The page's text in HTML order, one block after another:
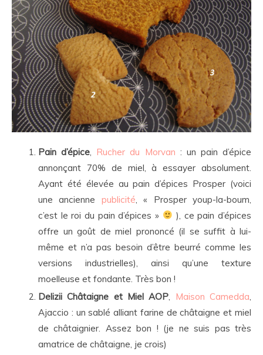
Pain d’épice, Rucher du Morvan : un pain d’épice
annonçant 70% de miel, à essayer absolument.
Ayant été élevée au pain d’épices Prosper (voici
une ancienne publicité, « Prosper youp-la-boum,
c’est le roi du pain d’épices »
), ce pain d’épices
offre un goût de miel prononcé (il se suffit à lui-
même et n’a pas besoin d’être beurré comme les
versions industrielles), ainsi qu’une texture
moelleuse et fondante. Très bon !
Delizii Châtaigne et Miel AOP, Maison Camedda,
Ajaccio : un sablé alliant farine de châtaigne et miel
de châtaignier. Assez bon ! (je ne suis pas très
amatrice de châtaigne, je crois)